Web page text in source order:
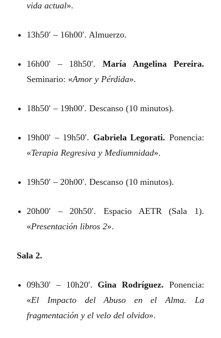
vida actual».
13h50′ – 16h00′. Almuerzo.
16h00′ – 18h50′. María Angelina Pereira.
Seminario: «Amor y Pérdida».
18h50′ – 19h00′. Descanso (10 minutos).
19h00′ – 19h50′. Gabriela Legorati. Ponencia:
«Terapia Regresiva y Mediumnidad».
19h50′ – 20h00′. Descanso (10 minutos).
20h00′ – 20h50′. Espacio AETR (Sala 1).
«Presentación libros 2».
Sala 2.
09h30′ – 10h20′. Gina Rodríguez. Ponencia:
«El Impacto del Abuso en el Alma. La
fragmentación y el velo del olvido».